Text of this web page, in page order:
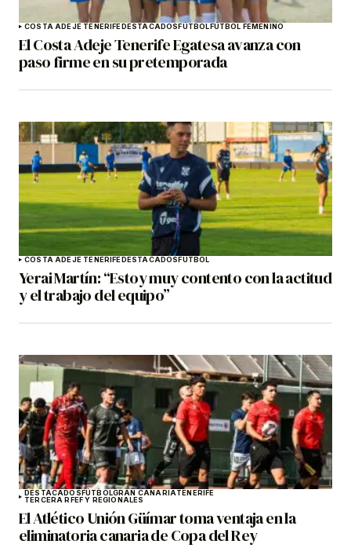
COSTA ADEJE TENERIFEDESTACADOSFÚTBOLFÚTBOL FEMENINO
El Costa Adeje Tenerife Egatesa avanza con
paso firme en su pretemporada
COSTA ADEJE TENERIFEDESTACADOSFÚTBOL
Yerai Martín: “Estoy muy contento con la actitud
y el trabajo del equipo”
DESTACADOSFÚTBOLGRAN CANARIATENERIFE
TERCERA RFEF Y REGIONALES
El Atlético Unión Güímar toma ventaja en la
eliminatoria canaria de Copa del Rey